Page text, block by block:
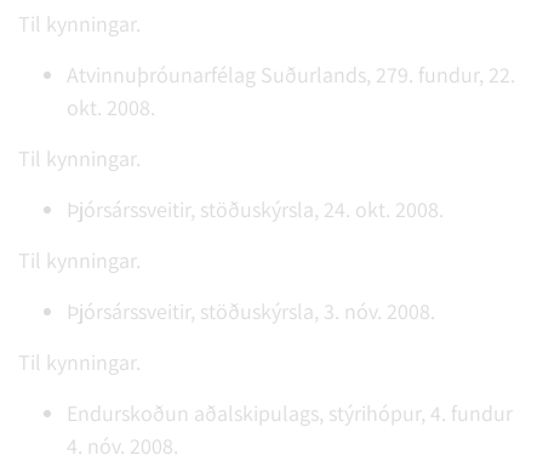
Til kynningar.
Atvinnuþróunarfélag Suðurlands, 279. fundur, 22.
okt. 2008.
Til kynningar.
Þjórsárssveitir, stöðuskýrsla, 24. okt. 2008.
Til kynningar.
Þjórsárssveitir, stöðuskýrsla, 3. nóv. 2008.
Til kynningar.
Endurskoðun aðalskipulags, stýrihópur, 4. fundur
4. nóv. 2008.